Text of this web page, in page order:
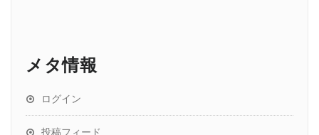
メタ情報
ログイン
投稿フィード